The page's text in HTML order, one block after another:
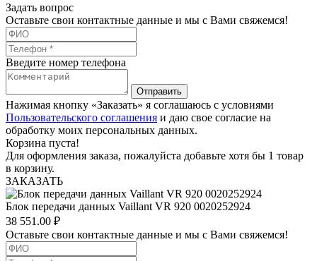
Задать вопрос
Оставьте свои контактные данные и мы с Вами свяжемся!
Введите номер телефона
Отправить
Нажимая кнопку «Заказать» я соглашаюсь с условиями
Пользовательского соглашения и даю свое согласие на
обработку моих персональных данных.
Корзина пуста!
Для оформления заказа, пожалуйста добавьте хотя бы 1 товар
в корзину.
ЗАКАЗАТЬ
Блок передачи данных Vaillant VR 920 0020252924
38 551.00 ₽
Оставьте свои контактные данные и мы с Вами свяжемся!